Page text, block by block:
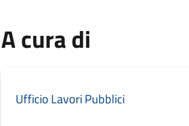
A cura di
Ufficio Lavori Pubblici